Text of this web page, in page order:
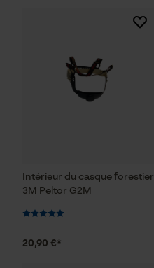
Intérieur du casque forestier
3M Peltor G2M
20,90 €*